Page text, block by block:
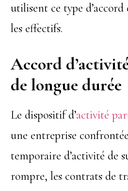
utilisent ce type
les effectifs.
Accord
de longue durée
Le dispositif d’activité
une entreprise
temporaire d’activité de
rompre, les contrats de